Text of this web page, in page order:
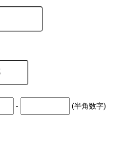
- (半角数字)